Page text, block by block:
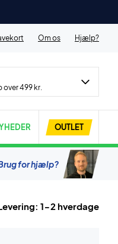
Om os Hjælp?
over 499 kr.
OUTLET
for hjælp?
1-2 hverdage